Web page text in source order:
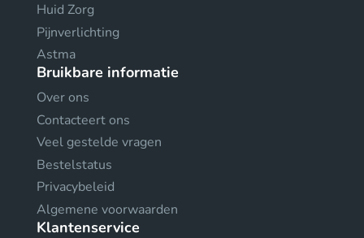
Huid Zorg
Pijnverlichting
Astma
Bruikbare informatie
Over ons
Contacteert ons
Veel gestelde vragen
Bestelstatus
Privacybeleid
Algemene voorwaarden
Klantenservice